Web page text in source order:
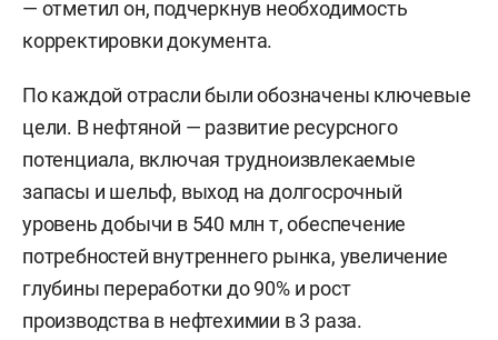
— отметил он, подчеркнув необходимость
корректировки документа.
По каждой отрасли были обозначены ключевые
цели. В нефтяной — развитие ресурсного
потенциала, включая трудноизвлекаемые
запасы и шельф, выход на долгосрочный
уровень добычи в 540 млн т, обеспечение
потребностей внутреннего рынка, увеличение
глубины переработки до 90% и рост
производства в нефтехимии в 3 раза.